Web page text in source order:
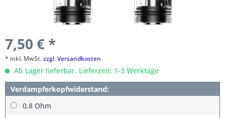
7,50 € *
* inkl. MwSt.zzgl. Versandkosten
Ab Lager lieferbar. Lieferzeit: 1-3 Werktage
Verdampferkopfwiderstand:
0,8 Ohm